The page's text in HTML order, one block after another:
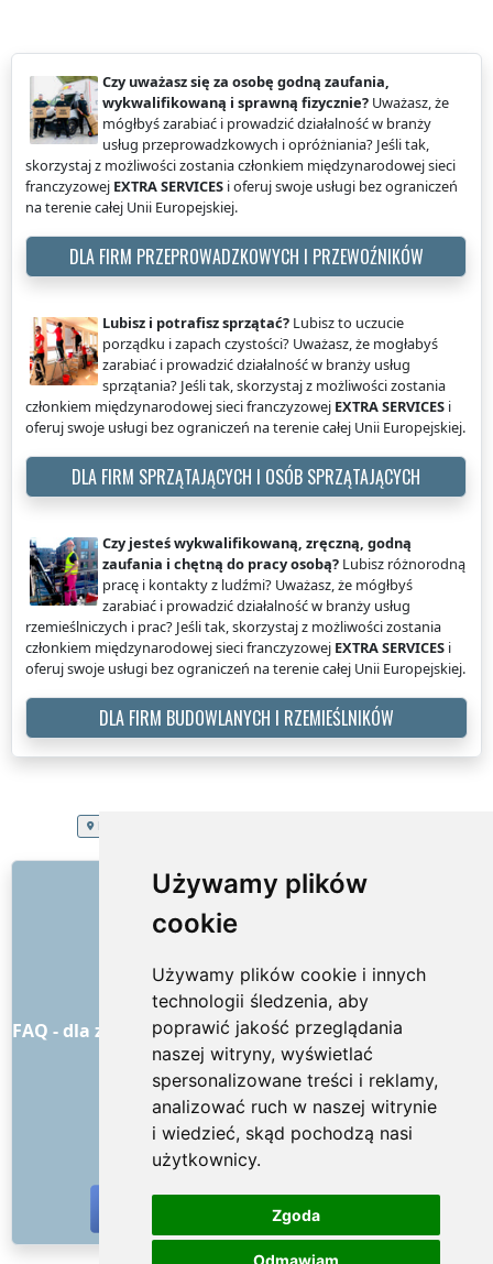
Używamy plików
cookie
Używamy plików cookie i innych
technologii śledzenia, aby
poprawić jakość przeglądania
naszej witryny, wyświetlać
spersonalizowane treści i reklamy,
analizować ruch w naszej witrynie
i wiedzieć, skąd pochodzą nasi
użytkownicy.
Zgoda
Odmawiam
Czy uważasz się za osobę godną zaufania,
wykwalifikowaną i sprawną fizycznie? Uważasz, że
mógłbyś zarabiać i prowadzić działalność w branży
usług przeprowadzkowych i opróżniania? Jeśli tak,
skorzystaj z możliwości zostania członkiem międzynarodowej sieci
franczyzowej EXTRA SERVICES i oferuj swoje usługi bez ograniczeń
na terenie całej Unii Europejskiej.
DLA FIRM PRZEPROWADZKOWYCH I PRZEWOŹNIKÓW
Lubisz i potrafisz sprzątać? Lubisz to uczucie
porządku i zapach czystości? Uważasz, że mogłabyś
zarabiać i prowadzić działalność w branży usług
sprzątania? Jeśli tak, skorzystaj z możliwości zostania
członkiem międzynarodowej sieci franczyzowej EXTRA SERVICES i
oferuj swoje usługi bez ograniczeń na terenie całej Unii Europejskiej.
DLA FIRM SPRZĄTAJĄCYCH I OSÓB SPRZĄTAJĄCYCH
Czy jesteś wykwalifikowaną, zręczną, godną
zaufania i chętną do pracy osobą? Lubisz różnorodną
pracę i kontakty z ludźmi? Uważasz, że mógłbyś
zarabiać i prowadzić działalność w branży usług
rzemieślniczych i prac? Jeśli tak, skorzystaj z możliwości zostania
członkiem międzynarodowej sieci franczyzowej EXTRA SERVICES i
oferuj swoje usługi bez ograniczeń na terenie całej Unii Europejskiej.
DLA FIRM BUDOWLANYCH I RZEMIEŚLNIKÓW
EXTRA SERVICES
LINKI
O nas
Cennik
Ogólne warunki handlowe
FAQ - dla zamawiających
FAQ - dla dostawców usług
Reklama i marketing
Blog
Kontakt
MEDIA SPOŁECZNOŚCIOWE